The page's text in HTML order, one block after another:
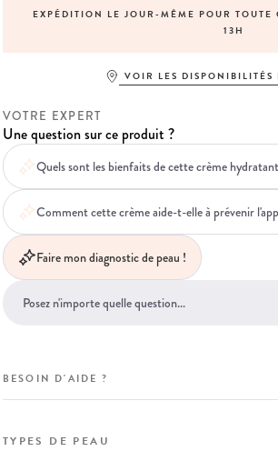
VOIR LES DISPONIBILITÉS
VOTRE EXPERT
Une question sur ce produit ?
Quels sont les bienfaits de cette crème
Comment cette crème aide-t-elle à prévenir
Faire mon diagnostic de peau !
BESOIN D'AIDE ?
TYPES DE PEAU